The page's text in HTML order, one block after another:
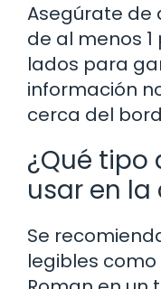
Asegúrate de
de al menos
lados para
información
cerca del
¿Qué tipo
usar en
Se
legibles como